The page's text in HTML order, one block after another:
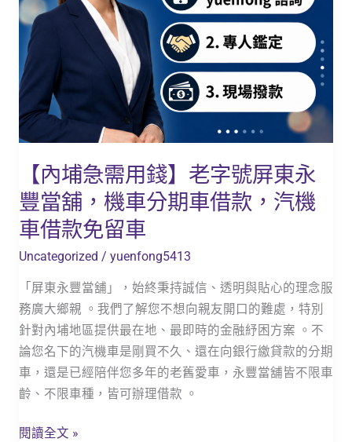
【內埔急需用錢】老字號屏東永
豐當舖，機車分期車借款，汽機
車借款免留車
Uncategorized / yuenfong5413
「屏東永豐當舖」，始終秉持誠信、透明與貼心的理念服
務廣大鄉親 。我們了解您不想向親友開口的難處，特別
針對內埔地區提供最在地、最即時的金融紓困方案 。不
論您名下的汽機車是剛買不久、還在向銀行繳貸款的分期
車，還是已經陪伴您多年的老舊愛車，永豐當舖皆不限車
齡、不限車種，皆可辦理借款 。
號
屏
東
永
豐
當
舖，
分
期
車
借
款，
汽
機
車
借
款
留
閱讀全文 »